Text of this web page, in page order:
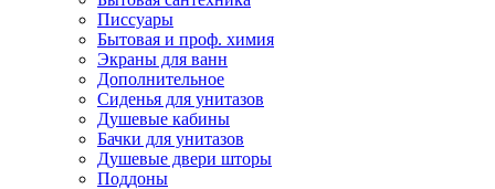
Писсуары
Бытовая и проф. химия
Экраны для ванн
Дополнительное
Сиденья для унитазов
Душевые кабины
Бачки для унитазов
Душевые двери шторы
Поддоны